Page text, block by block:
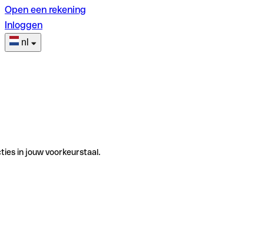
Open een rekening
Inloggen
nl
in jouw voorkeurstaal.